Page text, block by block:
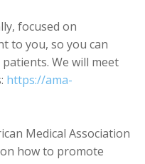
focused on
to you, so you can
We will meet
https://ama-
Medical Association
how to promote